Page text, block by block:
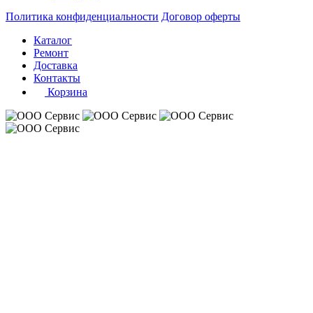
Политика конфиденциальности Договор оферты
Каталог
Ремонт
Доставка
Контакты
Корзина